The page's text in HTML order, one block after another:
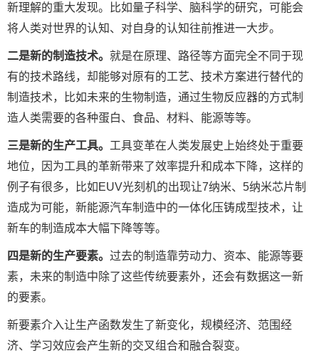
新理解的重大发现。比如量子科学、脑科学的研究，可能会
将人类对世界的认知、对自身的认知往前推进一大步。
二是新的制造技术。 就是在原理、路径等方面完全不同于现
有的技术路线，却能够对原有的工艺、技术方案进行替代的
制造技术，比如未来的生物制造，通过生物反应器的方式制
造人类需要的各种蛋白、食品、材料、能源等等。
三是新的生产工具。 工具变革在人类发展史上始终处于重要
地位，因为工具的革新带来了效率提升和成本下降，这样的
例子有很多，比如EUV光刻机的出现让7纳米、5纳米芯片制
造成为可能，新能源汽车制造中的一体化压铸成型技术，让
新车的制造成本大幅下降等等。
四是新的生产要素。 过去的制造靠劳动力、资本、能源等要
素，未来的制造中除了这些传统要素外，还会有数据这一新
的要素。
新要素介入让生产函数发生了新变化，规模经济、范围经
济、学习效应会产生新的交叉组合和融合裂变。